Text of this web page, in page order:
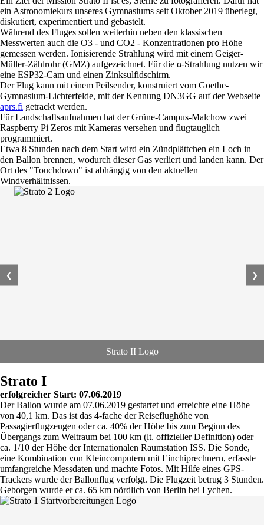
ein Astronomiekurs unseres Gymnasiums seit Oktober 2019 überlegt,
diskutiert, experimentiert und gebastelt.
Während des Fluges sollen weiterhin neben den klassischen
Messwerten auch die O3 - und CO2 - Konzentrationen pro Höhe
gemessen werden. Ionisierende Strahlung wird mit einem Geiger-
Müller-Zählrohr (GMZ) aufgezeichnet. Für die α-Strahlung nutzen wir
eine ESP32-Cam und einen Zinksulfidschirm.
Der Flug kann mit einem Peilsender, konstruiert vom Goethe-
Gymnasium-Lichterfelde, mit der Kennung DN3GG auf der Webseite
aprs.fi getrackt werden.
Für Landschaftsaufnahmen hat der Grüne-Campus-Malchow zwei
Raspberry Pi Zeros mit Kameras versehen und flugtauglich
programmiert.
Etwa 8 Stunden nach dem Start wird ein Zündplättchen ein Loch in
den Ballon brennen, wodurch dieser Gas verliert und landen kann. Der
Ort des "Touchdown" ist abhängig von den aktuellen
Windverhältnissen.
Strato II Logo
❮ ❯
Strato I
erfolgreicher Start: 07.06.2019
Der Ballon wurde am 07.06.2019 gestartet und erreichte eine Höhe
von 40,1 km. Das ist das 4-fache der Reiseflughöhe von
Passagierflugzeugen oder ca. 40% der Höhe bis zum Beginn des
Übergangs zum Weltraum bei 100 km (lt. offizieller Definition) oder
ca. 1/10 der Höhe der Internationalen Raumstation ISS. Die Sonde,
eine Kombination von Kleincomputern mit Einchiprechnern, erfasste
umfangreiche Messdaten und machte Fotos. Mit Hilfe eines GPS-
Trackers wurde der Ballonflug verfolgt. Die Flugzeit betrug 3 Stunden.
Geborgen wurde er ca. 65 km nördlich von Berlin bei Lychen.